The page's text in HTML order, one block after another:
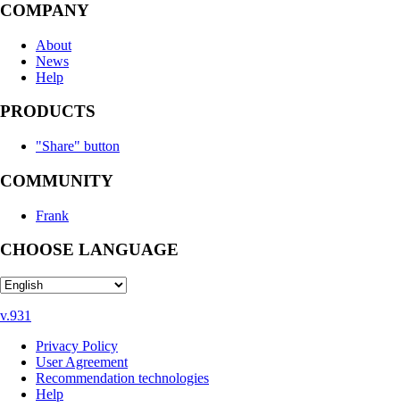
COMPANY
About
News
Help
PRODUCTS
"Share" button
COMMUNITY
Frank
CHOOSE LANGUAGE
v.931
Privacy Policy
User Agreement
Recommendation technologies
Help